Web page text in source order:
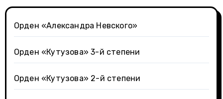
Орден «Александра Невского»
Орден «Кутузова» 3-й степени
Орден «Кутузова» 2-й степени